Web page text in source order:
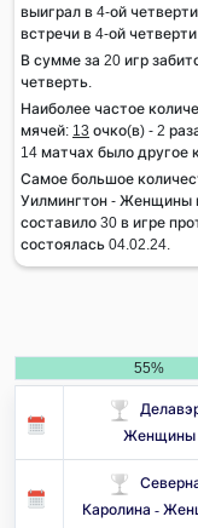
выиграл в 4-ой
встречи в 4-ой
В сумме за 20 игр
четверть.
Наиболее частое
мячей: 13 очко(в) - 2
14 матчах было другое
Самое большое
Уилмингтон - Женщины
составило 30 в игре
состоялась 04.02.24.
55%
Женщины
Каролина -